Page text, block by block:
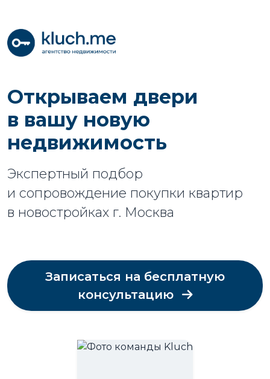
Открываем двери
в вашу новую
недвижимость
Экспертный подбор
и сопровождение покупки квартир
в новостройках г. Москва
Записаться на бесплатную
консультацию